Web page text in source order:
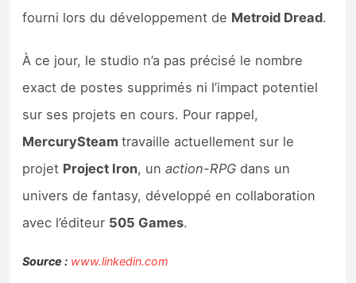
fourni lors du développement de Metroid Dread.
À ce jour, le studio n’a pas précisé le nombre
exact de postes supprimés ni l’impact potentiel
sur ses projets en cours. Pour rappel,
MercurySteamtravaille actuellement sur le
projet Project Iron, unaction-RPGdans un
univers de fantasy, développé en collaboration
avec l’éditeur 505 Games.
Source : www.linkedin.com